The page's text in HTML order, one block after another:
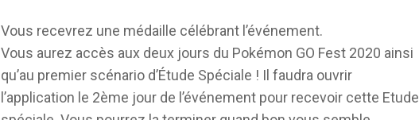
Vous recevrez une médaille célébrant l’événement.
Vous aurez accès aux deux jours du Pokémon GO Fest 2020 ainsi
qu’au premier scénario d’Étude Spéciale ! Il faudra ouvrir
l’application le 2ème jour de l’événement pour recevoir cette Etude